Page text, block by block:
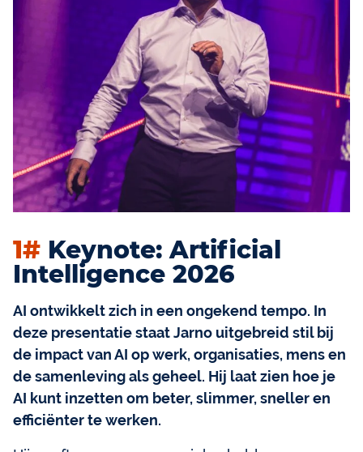
1# Keynote: Artificial
Intelligence 2026
AI ontwikkelt zich in een ongekend tempo. In
deze presentatie staat Jarno uitgebreid stil bij
de impact van AI op werk, organisaties, mens en
de samenleving als geheel. Hij laat zien hoe je
AI kunt inzetten om beter, slimmer, sneller en
efficiënter te werken.